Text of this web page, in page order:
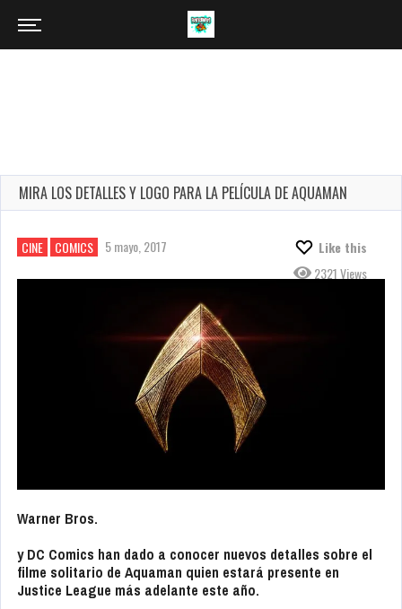
MIRA LOS DETALLES Y LOGO PARA LA PELÍCULA DE AQUAMAN
CINE COMICS 5 mayo, 2017
Like this
2321 Views
Warner Bros.
yDC Comics han dado a conocer nuevos detalles sobre el
filme solitario de Aquaman quien estará presente en
Justice League más adelante este año.